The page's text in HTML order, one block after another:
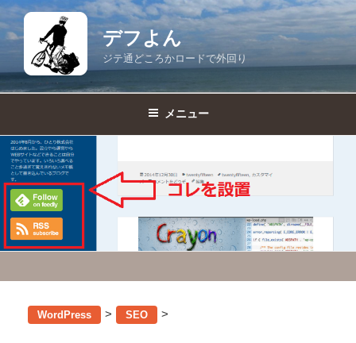
コ
ン
キ
ッ
プ
デフよん
ジテ通どころかロードで外回り
メニュー
WordPress > SEO >